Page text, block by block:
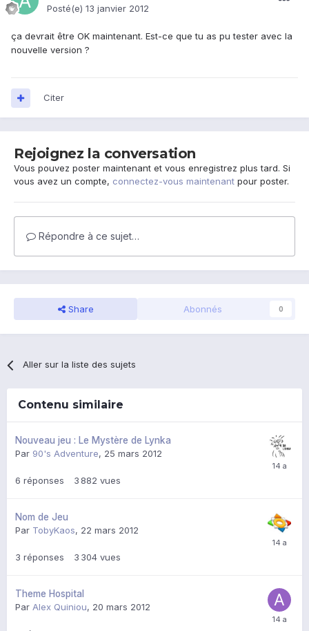
Posté(e) 13 janvier 2012
ça devrait être OK maintenant. Est-ce que tu as pu tester avec la
nouvelle version ?
Citer
Rejoignez la conversation
Vous pouvez poster maintenant et vous enregistrez plus tard. Si
vous avez un compte, connectez-vous maintenant pour poster.
Répondre à ce sujet…
Share Abonnés 0
Aller sur la liste des sujets
Contenu similaire
Nouveau jeu : Le Mystère de Lynka
Par 90's Adventure, 25 mars 2012
6 réponses 3 882 vues
Nom de Jeu
Par TobyKaos, 22 mars 2012
3 réponses 3 304 vues
Theme Hospital
Par Alex Quiniou, 20 mars 2012